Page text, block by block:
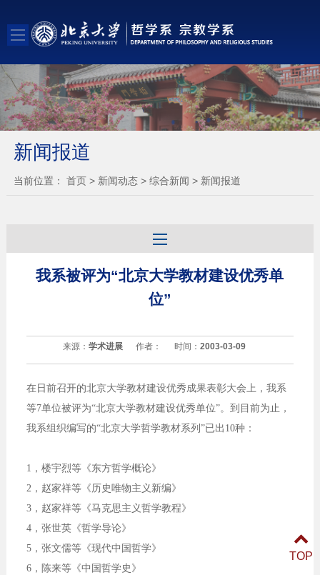
新闻报道
当前位置： 首页> 新闻动态> 综合新闻 > 新闻报道
我系被评为“北京大学教材建设优秀单
位”
来源：学术进展 作者： 时间：2003-03-09
在日前召开的北京大学教材建设优秀成果表彰大会上，我系
等7单位被评为“北京大学教材建设优秀单位”。到目前为止，
我系组织编写的“北京大学哲学教材系列”已出10种：
1，楼宇烈等《东方哲学概论》
2，赵家祥等《历史唯物主义新编》
3，赵家祥等《马克思主义哲学教程》
4，张世英《哲学导论》
5，张文儒等《现代中国哲学》
6，陈来等《中国哲学史》
TOP